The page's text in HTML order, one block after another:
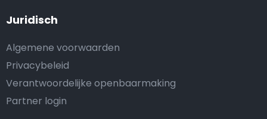
Juridisch
Algemene voorwaarden
Privacybeleid
Verantwoordelijke openbaarmaking
Partner login